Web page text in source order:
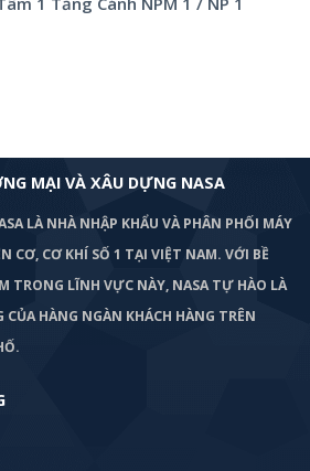
MẠI VÀ XÂU DỰNG NASA
LÀ NHÀ NHẬP KHẨU VÀ PHÂN PHỐI MÁY
CƠ, CƠ KHÍ SỐ 1 TẠI VIỆT NAM. VỚI BỀ
TRONG LĨNH VỰC NÀY, NASA TỰ HÀO LÀ
HÀNG NGÀN KHÁCH HÀNG TRÊN